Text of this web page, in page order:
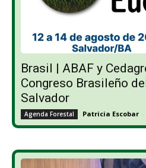
Brasil | ABAF y
Congreso Brasileño
Salvador
Agenda Forestal Patricia Escobar -